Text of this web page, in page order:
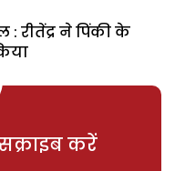
: रीतेंद्र ने पिंकी के
करें